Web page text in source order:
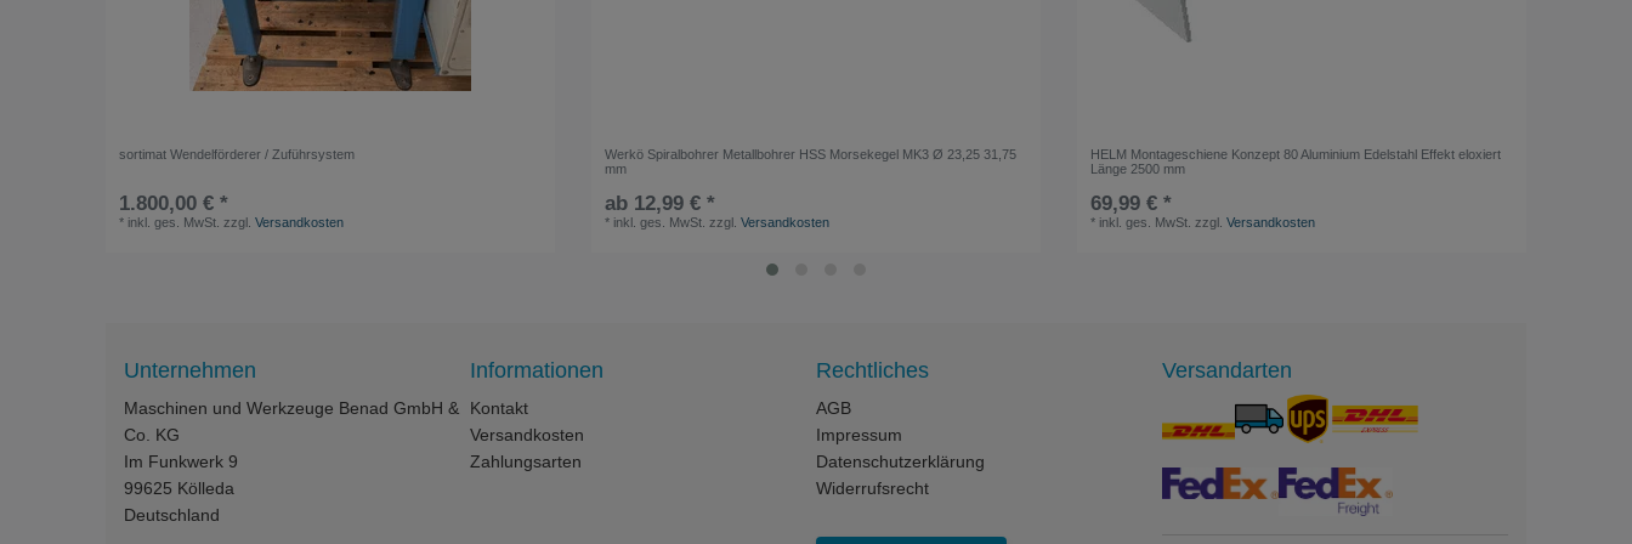
sortimat Wendelförderer / Zuführsystem
1.800,00 € *
* inkl. ges. MwSt. zzgl.Versandkosten
Werkö Spiralbohrer Metallbohrer HSS Morsekegel MK3 Ø 23,25 31,75
mm
ab 12,99 € *
* inkl. ges. MwSt. zzgl.Versandkosten
HELM Montageschiene Konzept 80 Aluminium Edelstahl Effekt eloxiert
Länge 2500 mm
69,99 € *
* inkl. ges. MwSt. zzgl.Versandkosten
Unternehmen
Maschinen und Werkzeuge Benad GmbH &
Co. KG
Im Funkwerk 9
99625 Kölleda
Deutschland
Informationen
Kontakt
Versandkosten
Zahlungsarten
Rechtliches
AGB
Impressum
Datenschutzerklärung
Widerrufsrecht
Versandarten